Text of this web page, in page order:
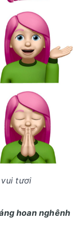
vui tươi
hoan nghênh